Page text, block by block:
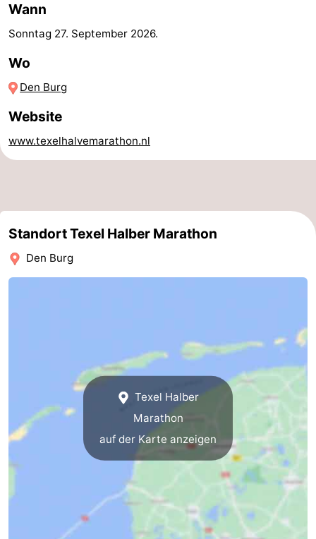
Residentie
Texel
Villapark
Vogelmient
Hotels
Zimmer
(mit
Lastminutes
Sehen
tun
Museen
-
Aussichtspunkte
Attraktionen
-
Rundfahrten
-
Bauernhöfe
-
Spielplätze
Wann
Sonntag 27. September 2026.
Wo
Den Burg
Website
www.texelhalvemarathon.nl
Standort Texel Halber Marathon
Den Burg
Texel Halber
Marathon
auf der Karte anzeigen